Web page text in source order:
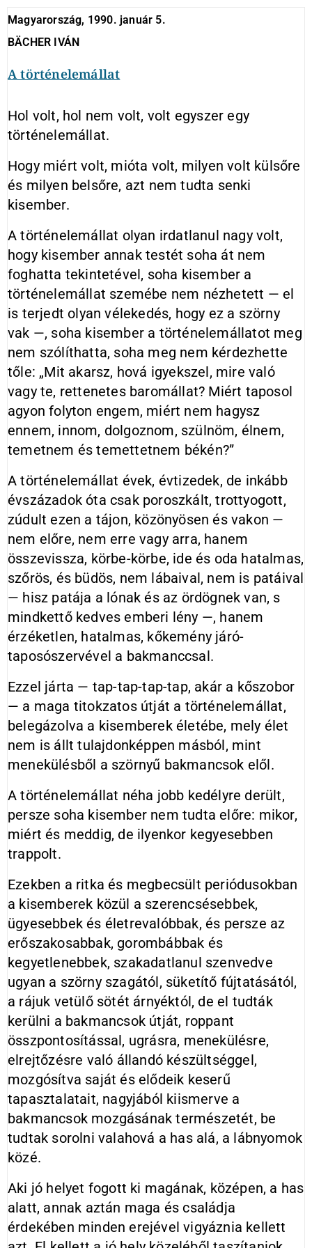
Magyarország, 1990. január 5.
BÄCHER IVÁN
A történelemállat
Hol volt, hol nem volt, volt egyszer egy
történelemállat.
Hogy miért volt, mióta volt, milyen volt külsőre
és milyen belsőre, azt nem tudta senki
kisember.
A történelemállat olyan irdatlanul nagy volt,
hogy kisember annak testét soha át nem
foghatta tekintetével, soha kisember a
történelemállat szemébe nem nézhetett — el
is terjedt olyan vélekedés, hogy ez a szörny
vak —, soha kisember a történelemállatot meg
nem szólíthatta, soha meg nem kérdezhette
tőle: „Mit akarsz, hová igyekszel, mire való
vagy te, rettenetes baromállat? Miért taposol
agyon folyton engem, miért nem hagysz
ennem, innom, dolgoznom, szülnöm, élnem,
temetnem és temettetnem békén?”
A történelemállat évek, évtizedek, de inkább
évszázadok óta csak poroszkált, trottyogott,
zúdult ezen a tájon, közönyösen és vakon —
nem előre, nem erre vagy arra, hanem
összevissza, körbe-körbe, ide és oda hatalmas,
szőrös, és büdös, nem lábaival, nem is patáival
— hisz patája a lónak és az ördögnek van, s
mindkettő kedves emberi lény —, hanem
érzéketlen, hatalmas, kőkemény járó-
taposószervével a bakmanccsal.
Ezzel járta — tap-tap-tap-tap, akár a kőszobor
— a maga titokzatos útját a történelemállat,
belegázolva a kisemberek életébe, mely élet
nem is állt tulajdonképpen másból, mint
menekülésből a szörnyű bakmancsok elől.
A történelemállat néha jobb kedélyre derült,
persze soha kisember nem tudta előre: mikor,
miért és meddig, de ilyenkor kegyesebben
trappolt.
Ezekben a ritka és megbecsült periódusokban
a kisemberek közül a szerencsésebbek,
ügyesebbek és életrevalóbbak, és persze az
erőszakosabbak, gorombábbak és
kegyetlenebbek, szakadatlanul szenvedve
ugyan a szörny szagától, süketítő fújtatásától,
a rájuk vetülő sötét árnyéktól, de el tudták
kerülni a bakmancsok útját, roppant
összpontosítással, ugrásra, menekülésre,
elrejtőzésre való állandó készültséggel,
mozgósítva saját és elődeik keserű
tapasztalatait, nagyjából kiismerve a
bakmancsok mozgásának természetét, be
tudtak sorolni valahová a has alá, a lábnyomok
közé.
Aki jó helyet fogott ki magának, középen, a has
alatt, annak aztán maga és családja
érdekében minden erejével vigyáznia kellett